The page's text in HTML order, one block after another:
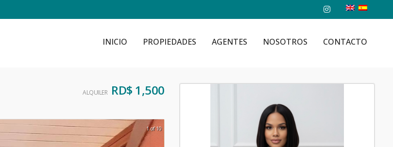
INICIO PROPIEDADES AGENTES NOSOTROS CONTACTO
ALQUILER RD$ 1,500
1 of 10